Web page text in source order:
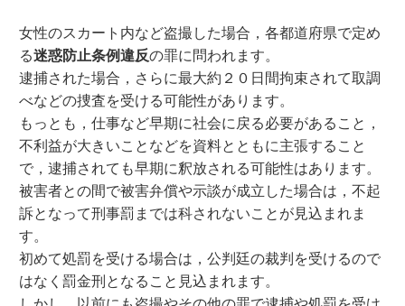
女性のスカート内など盗撮した場合，各都道府県で定め
る迷惑防止条例違反の罪に問われます。
逮捕された場合，さらに最大約２０日間拘束されて取調
べなどの捜査を受ける可能性があります。
もっとも，仕事など早期に社会に戻る必要があること，
不利益が大きいことなどを資料とともに主張すること
で，逮捕されても早期に釈放される可能性はあります。
被害者との間で被害弁償や示談が成立した場合は，不起
訴となって刑事罰までは科されないことが見込まれま
す。
初めて処罰を受ける場合は，公判廷の裁判を受けるので
はなく罰金刑となること見込まれます。